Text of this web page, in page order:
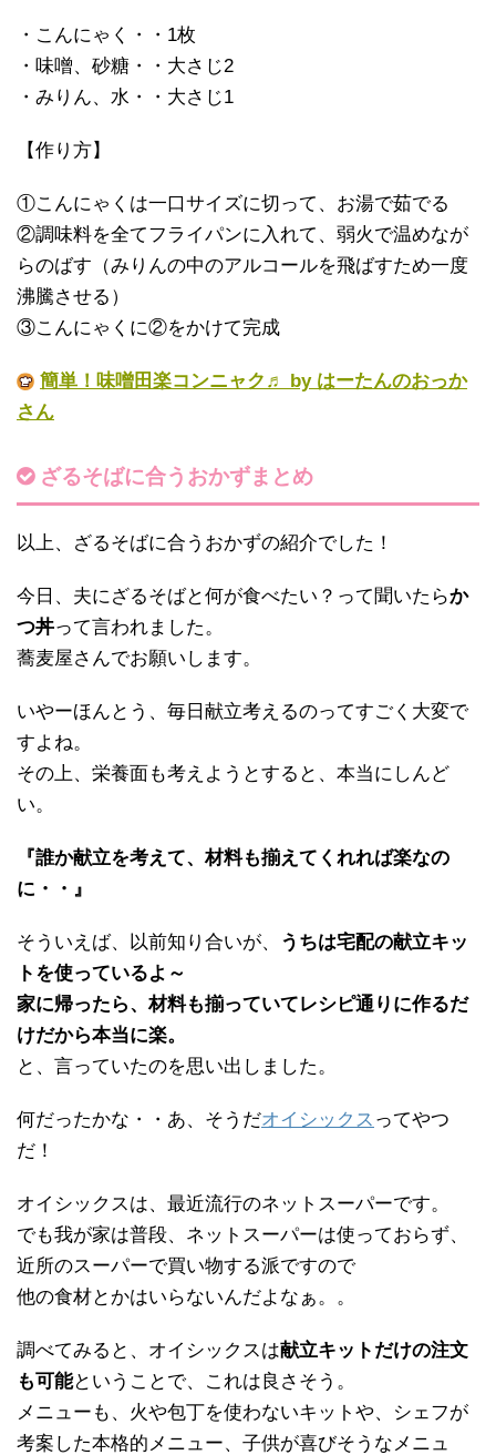
・こんにゃく・・1枚
・味噌、砂糖・・大さじ2
・みりん、水・・大さじ1
【作り方】
①こんにゃくは一口サイズに切って、お湯で茹でる
②調味料を全てフライパンに入れて、弱火で温めなが
らのばす（みりんの中のアルコールを飛ばすため一度
沸騰させる）
③こんにゃくに②をかけて完成
簡単！味噌田楽コンニャク♬ by はーたんのおっか
さん
ざるそばに合うおかずまとめ
以上、ざるそばに合うおかずの紹介でした！
今日、夫にざるそばと何が食べたい？って聞いたらか
つ丼って言われました。
蕎麦屋さんでお願いします。
いやーほんとう、毎日献立考えるのってすごく大変で
すよね。
その上、栄養面も考えようとすると、本当にしんど
い。
『誰か献立を考えて、材料も揃えてくれれば楽なの
に・・』
そういえば、以前知り合いが、
うちは宅配の献立キッ
トを使っているよ～
家に帰ったら、材料も揃っていてレシピ通りに作るだ
けだから本当に楽。
と、言っていたのを思い出しました。
何だったかな・・あ、そうだオイシックス ってやつ
だ！
オイシックスは、最近流行のネットスーパーです。
でも我が家は普段、ネットスーパーは使っておらず、
近所のスーパーで買い物する派ですので
他の食材とかはいらないんだよなぁ。。
調べてみると、オイシックスは献立キットだけの注文
も可能ということで、これは良さそう。
メニューも、火や包丁を使わないキットや、シェフが
考案した本格的メニュー、子供が喜びそうなメニュ